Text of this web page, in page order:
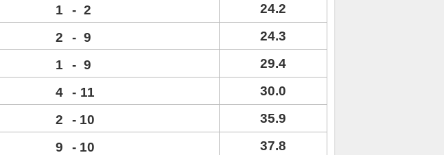
1 - 2
24.2
2 - 9
24.3
1 - 9
29.4
4 - 11
30.0
2 - 10
35.9
9 - 10
37.8